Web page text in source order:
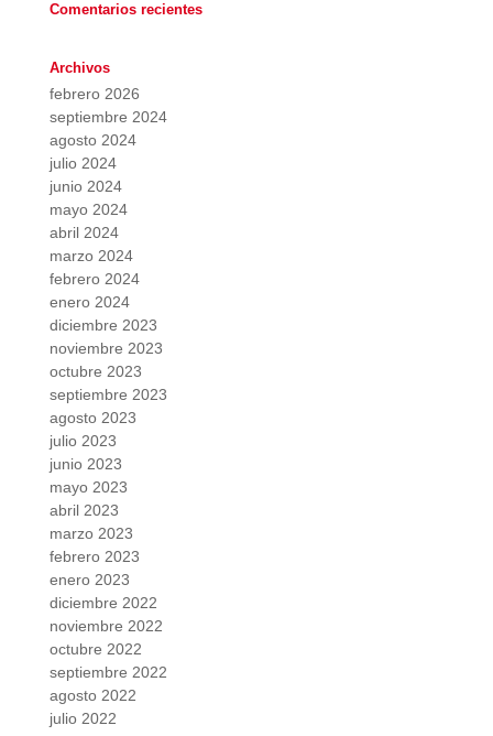
Comentarios recientes
Archivos
febrero 2026
septiembre 2024
agosto 2024
julio 2024
junio 2024
mayo 2024
abril 2024
marzo 2024
febrero 2024
enero 2024
diciembre 2023
noviembre 2023
octubre 2023
septiembre 2023
agosto 2023
julio 2023
junio 2023
mayo 2023
abril 2023
marzo 2023
febrero 2023
enero 2023
diciembre 2022
noviembre 2022
octubre 2022
septiembre 2022
agosto 2022
julio 2022